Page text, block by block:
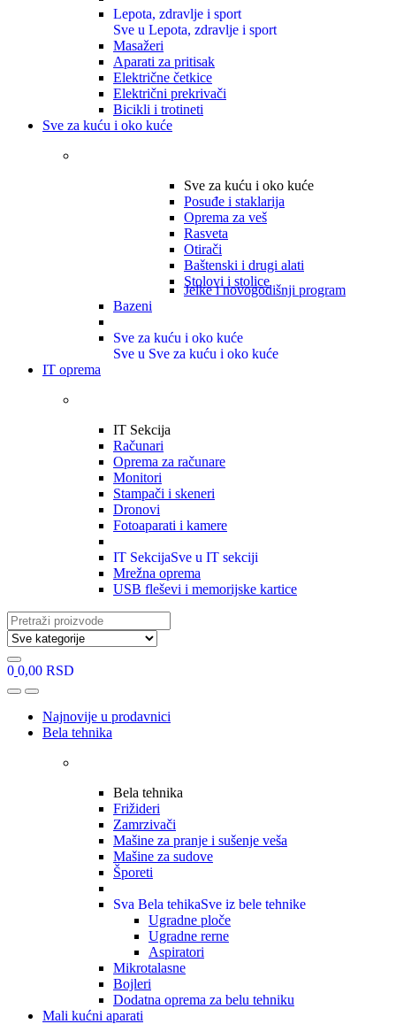
Lepota, zdravlje i sport
Sve u Lepota, zdravlje i sport
Masažeri
Aparati za pritisak
Električne četkice
Električni prekrivači
Bicikli i trotineti
Sve za kuću i oko kuće
Sve za kuću i oko kuće
Posuđe i staklarija
Oprema za veš
Rasveta
Otirači
Baštenski i drugi alati
Stolovi i stolice
Jelke i novogodišnji program
Bazeni
Sve za kuću i oko kuće
Sve u Sve za kuću i oko kuće
IT oprema
IT Sekcija
Računari
Oprema za računare
Monitori
Stampači i skeneri
Dronovi
Fotoaparati i kamere
IT SekcijaSve u IT sekciji
Mrežna oprema
USB fleševi i memorijske kartice
Search
for:
0 0,00 RSD
OpenClose
Najnovije u prodavnici
Bela tehnika
Bela tehnika
Frižideri
Zamrzivači
Mašine za pranje i sušenje veša
Mašine za sudove
Šporeti
Sva Bela tehikaSve iz bele tehnike
Ugradne ploče
Ugradne rerne
Aspiratori
Mikrotalasne
Bojleri
Dodatna oprema za belu tehniku
Mali kućni aparati